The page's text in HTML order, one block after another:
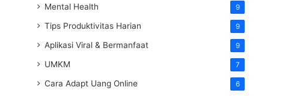
Mental Health 9
Tips Produktivitas Harian 9
Aplikasi Viral & Bermanfaat 9
UMKM 7
Cara Adapt Uang Online 6